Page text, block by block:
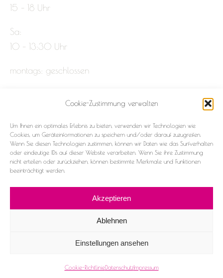
Cookie-Zustimmung verwalten
Um Ihnen ein optimales Erlebnis zu bieten, verwenden wir Technologien wie
Cookies, um Geräteinformationen zu speichern und/oder darauf zuzugreifen.
Wenn Sie diesen Technologien zustimmen, können wir Daten wie das Surfverhalten
oder eindeutige IDs auf dieser Website verarbeiten. Wenn Sie ihre Zustimmung
nicht erteilen oder zurückziehen, können bestimmte Merkmale und Funktionen
beeinträchtigt werden.
Akzeptieren
Ablehnen
Einstellungen ansehen
Cookie-RichtlinieDatenschutzImpressum
15 – 18 Uhr
Sa:
10 – 13:30 Uhr
montags: geschlossen
Datenschutz
Cookie-Richtlinie (EU)